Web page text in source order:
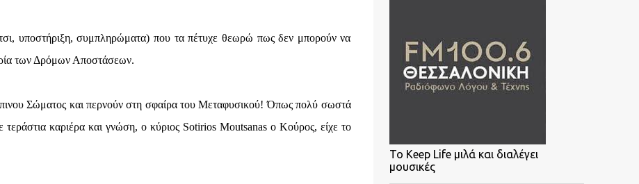
υποστήριξη, συμπληρώματα) που τα πέτυχε θεωρώ πως δεν μπορούν να
των Δρόμων Αποστάσεων.
Σώματος και περνούν στη σφαίρα του Μεταφυσικού! Όπως πολύ σωστά
τεράστια καριέρα και γνώση, ο κύριος Sotirios Moutsanas ο Κούρος, είχε το
To Keep Life μιλά και διαλέγει
μουσικές